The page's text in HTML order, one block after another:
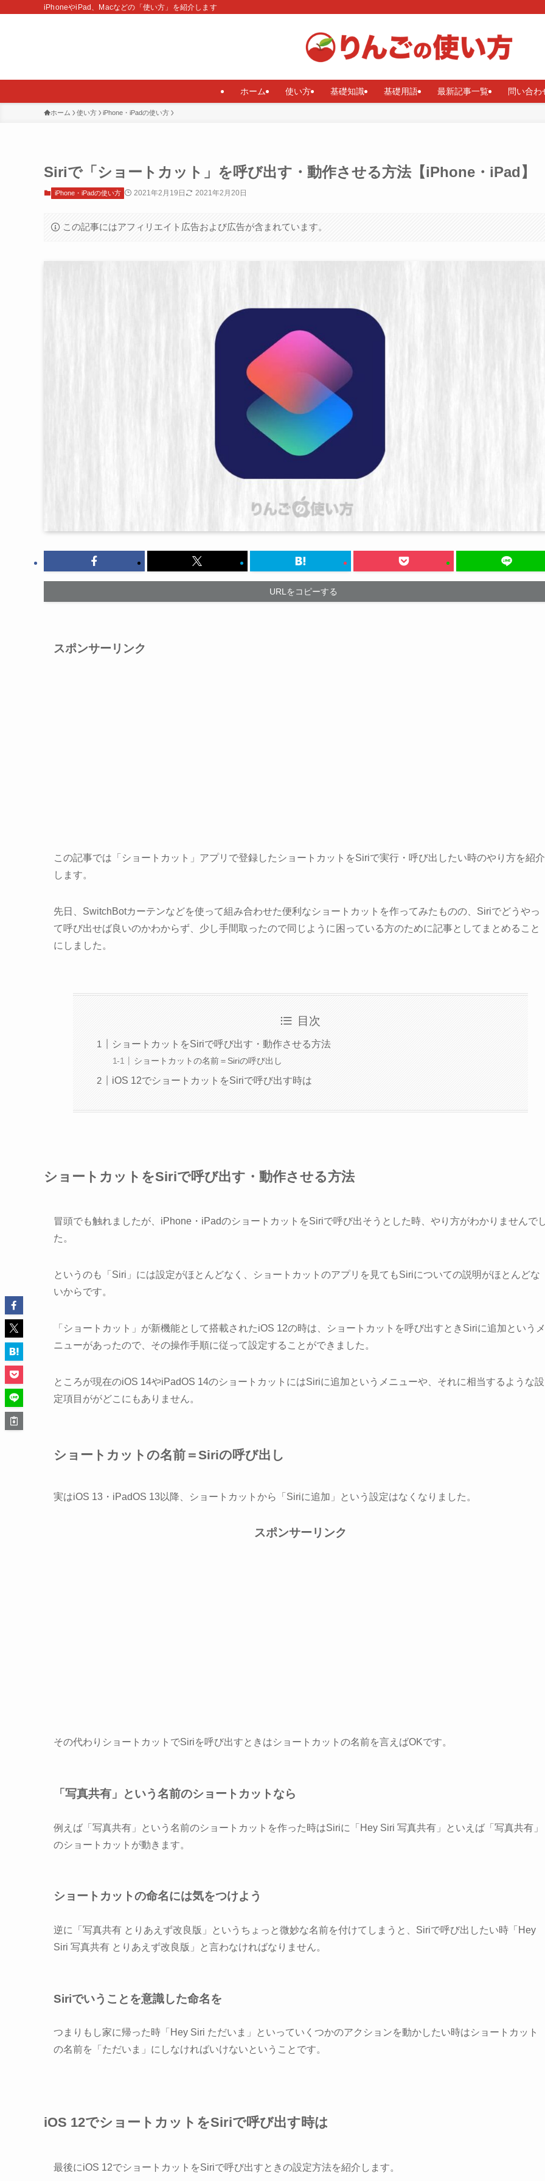
iPhoneやiPad、Macなどの「使い方」を紹介します
ホーム 使い方 基礎知識 基礎用語 最新記事一覧 問い合わ
ホーム 使い方 iPhone・iPadの使い方
Siriで「ショートカット」を呼び出す・動作させる方法【iPhone・iPad】
iPhone・iPadの使い方 2021年2月19日 2021年2月20日
この記事にはアフィリエイト広告および広告が含まれています。
URLをコピーする
スポンサーリンク
この記事では「ショートカット」アプリで登録したショートカットをSiriで実行・呼び出したい時のやり方を紹介
します。
先日、SwitchBotカーテンなどを使って組み合わせた便利なショートカットを作ってみたものの、Siriでどうやっ
て呼び出せば良いのかわからず、少し手間取ったので同じように困っている方のために記事としてまとめること
にしました。
目次
ショートカットをSiriで呼び出す・動作させる方法
ショートカットの名前＝Siriの呼び出し
iOS 12でショートカットをSiriで呼び出す時は
ショートカットをSiriで呼び出す・動作させる方法
冒頭でも触れましたが、iPhone・iPadのショートカットをSiriで呼び出そうとした時、やり方がわかりませんで
た。
というのも「Siri」には設定がほとんどなく、ショートカットのアプリを見てもSiriについての説明がほとんどな
いからです。
「ショートカット」が新機能として搭載されたiOS 12の時は、ショートカットを呼び出すときSiriに追加というメ
ニューがあったので、その操作手順に従って設定することができました。
ところが現在のiOS 14やiPadOS 14のショートカットにはSiriに追加というメニューや、それに相当するような設
定項目ががどこにもありません。
ショートカットの名前＝Siriの呼び出し
実はiOS 13・iPadOS 13以降、ショートカットから「Siriに追加」という設定はなくなりました。
スポンサーリンク
その代わり ショートカットでSiriを呼び出すときはショートカットの名前を言えばOKです。
「写真共有」という名前のショートカットなら
例えば「写真共有」という名前のショートカットを作った時はSiriに「Hey Siri 写真共有」といえば「写真共有」
のショートカットが動きます。
ショートカットの命名には気をつけよう
逆に「写真共有 とりあえず改良版」というちょっと微妙な名前を付けてしまうと、Siriで呼び出したい時「Hey
Siri 写真共有 とりあえず改良版」と言わなければなりません。
Siriでいうことを意識した命名を
つまりもし家に帰った時「Hey Siri ただいま」といっていくつかのアクションを動かしたい時はショートカット
の名前を「ただいま」にしなければいけないということです。
iOS 12でショートカットをSiriで呼び出す時は
最後にiOS 12でショートカットをSiriで呼び出すときの設定方法を紹介します。